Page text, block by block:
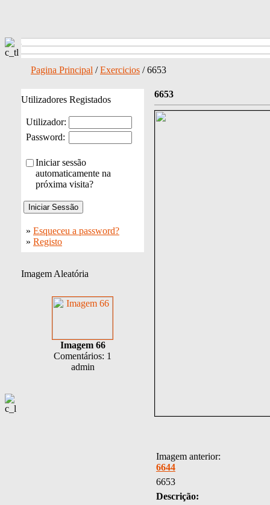
Pagina Principal /Exercicios / 6653
Utilizadores Registados
Utilizador:
Password:
Iniciar sessão
automaticamente na
próxima visita?
» Esqueceu a password?
» Registo
Imagem Aleatória
Imagem 66
Comentários: 1
admin
6653
Imagem anterior:
6644
6653
Descrição: